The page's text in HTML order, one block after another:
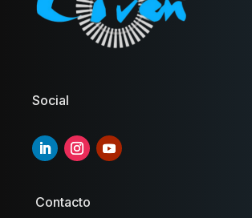
Social
Contacto